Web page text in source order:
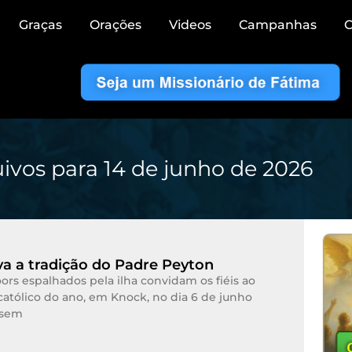
Graças Orações Videos Campanhas
para 14 de junho de 2026
a tradição do Padre Peyton
espalhados pela ilha convidam os fiéis ao
do ano, em Knock, no dia 6 de junho